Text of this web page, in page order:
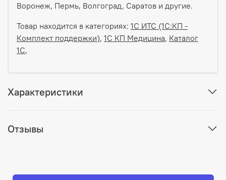
Воронеж, Пермь, Волгоград, Саратов и другие.
Товар находится в категориях: 1C ИТС (1С:КП -
Комплект поддержки), 1С КП Медицина, Каталог
1С,
Характеристики
Отзывы